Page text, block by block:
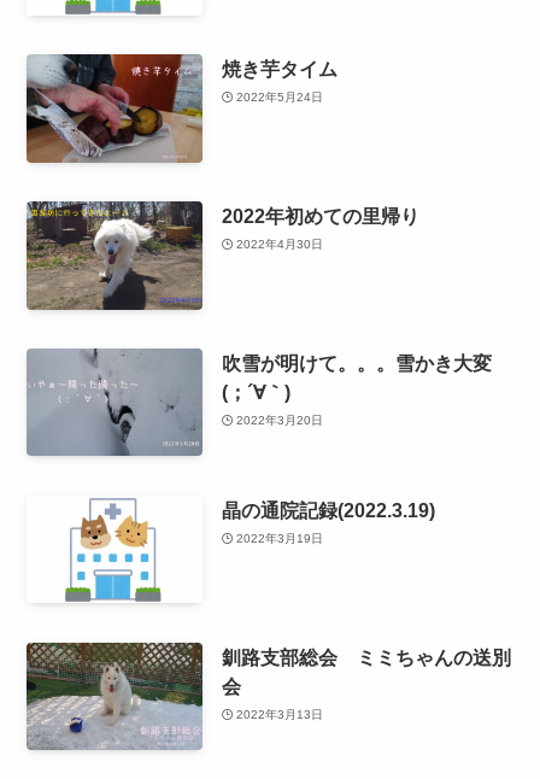
焼き芋タイム
2022年5月24日
2022年初めての里帰り
2022年4月30日
吹雪が明けて。。。雪かき大変
(；´∀｀)
2022年3月20日
晶の通院記録(2022.3.19)
2022年3月19日
釧路支部総会 ミミちゃんの送別
会
2022年3月13日